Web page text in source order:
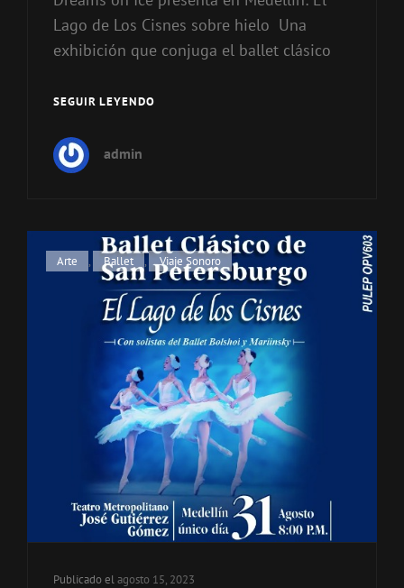
Lago de Los Cisnes sobre hielo Una
exhibición que conjuga el ballet clásico
SEGUIR LEYENDO
admin
Enlaces
Arte , Ballet , Viaje Sonoro
Publicado elagosto 15, 2023